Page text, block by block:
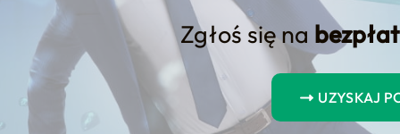
Zgłoś się na
UZYSKAJ